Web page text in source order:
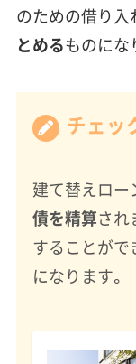
のための借り入
とめるものにな
チェッ
建て替えロー
債を精算さ
することがで
になります。